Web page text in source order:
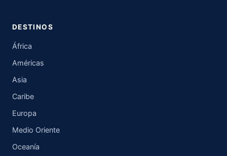
DESTINOS
África
Américas
Asia
Caribe
Europa
Medio Oriente
Oceanía